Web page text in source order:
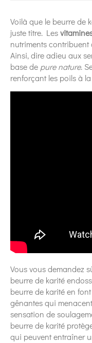
Voilà que le beurre de
juste titre. Les
nutriments
Ainsi, dire adieu aux
base de pure nature.
renforçant les poils à
Vous vous demandez
beurre de karité
beurre de karité en
gênantes qui
sensation de
beurre de karité
qui peuvent entraîner